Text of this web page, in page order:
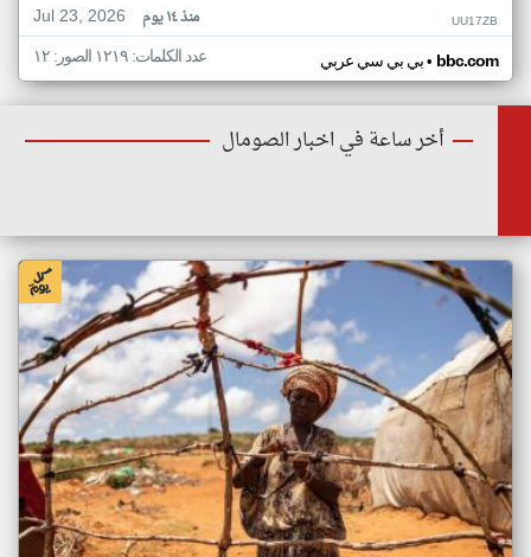
Jul 23, 2026
منذ ١٤ يوم UU17ZB
بي بي سي عربي• bbc.com عدد الكلمات: ١٢١٩ الصور: ١٢
أخر ساعة في اخبار الصومال